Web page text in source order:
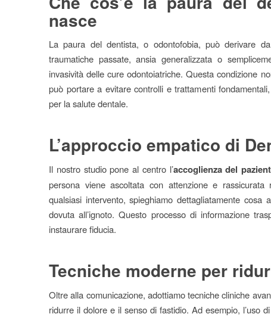
nasce
La paura del dentista, o odontofobia, può derivare
traumatiche passate, ansia generalizzata o
invasività delle cure odontoiatriche. Questa condizione
può portare a evitare controlli e trattamenti
per la salute dentale.
L’approccio empatico di
Il nostro studio pone al centro l’accoglienza del
persona viene ascoltata con attenzione e
qualsiasi intervento, spieghiamo dettagliatamente cosa
dovuta all’ignoto. Questo processo di informazione
instaurare fiducia.
Tecniche moderne per
Oltre alla comunicazione, adottiamo tecniche cliniche
ridurre il dolore e il senso di fastidio. Ad esempio, l’uso